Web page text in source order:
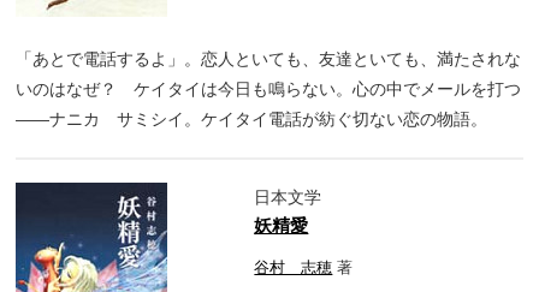
「あとで電話するよ」。恋人といても、友達といても、満たされな
いのはなぜ？ ケイタイは今日も鳴らない。心の中でメールを打つ
――ナニカ サミシイ。ケイタイ電話が紡ぐ切ない恋の物語。
日本文学
妖精愛
谷村 志穂 著